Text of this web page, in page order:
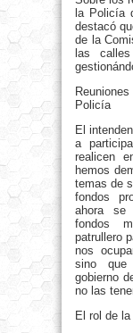
la Policía
destacó
de la
las
Policía
El
a
realicen
hemos
temas de
fondos
ahora se
fondos
patrullero
nos
sino que
gobierno
no las
El rol de